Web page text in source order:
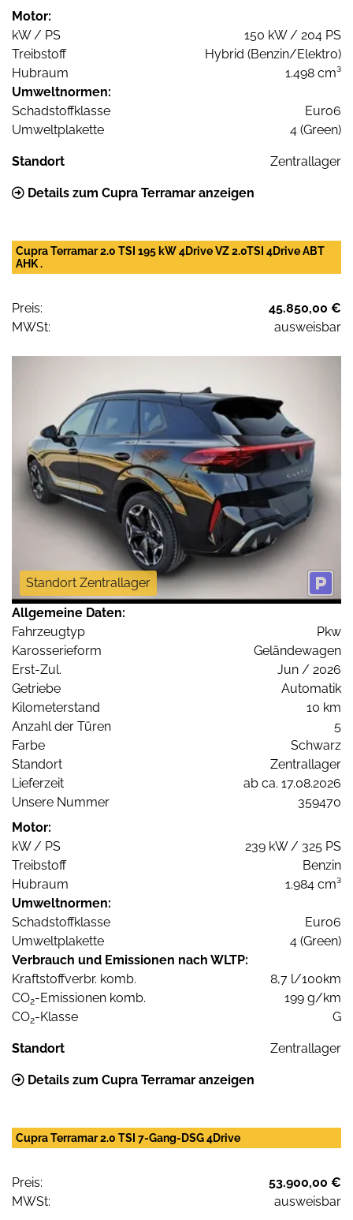
Motor:
kW / PS
150 kW / 204 PS
Treibstoff
Hybrid (Benzin/Elektro)
Hubraum
1.498 cm³
Umweltnormen:
Schadstoffklasse
Euro6
Umweltplakette
4 (Green)
Standort Zentrallager
Details zum Cupra Terramar anzeigen
Cupra Terramar 2.0 TSI 195 kW 4Drive VZ 2.0TSI 4Drive ABT
AHK .
Preis:
45.850,00 €
MWSt:
ausweisbar
Standort Zentrallager
Allgemeine Daten:
Fahrzeugtyp
Pkw
Karosserieform
Geländewagen
Erst-Zul.
Jun / 2026
Getriebe
Automatik
Kilometerstand
10 km
Anzahl der Türen
5
Farbe
Schwarz
Standort
Zentrallager
Lieferzeit
ab ca. 17.08.2026
Unsere Nummer
359470
Motor:
kW / PS
239 kW / 325 PS
Treibstoff
Benzin
Hubraum
1.984 cm³
Umweltnormen:
Schadstoffklasse
Euro6
Umweltplakette
4 (Green)
Verbrauch und Emissionen nach WLTP:
Kraftstoffverbr. komb.
8,7 l/100km
CO2-Emissionen komb.
199 g/km
CO2-Klasse G
Standort Zentrallager
Details zum Cupra Terramar anzeigen
Cupra Terramar 2.0 TSI 7-Gang-DSG 4Drive
Preis:
53.900,00 €
MWSt:
ausweisbar